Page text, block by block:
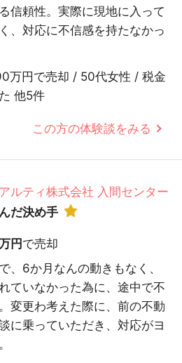
信頼性。実際に現地に入って
、対応に不信感を持たなかっ
万円で売却 / 50代女性 / 税金
他5件
この方の体験談をみる
ルティ株式会社 入間センター
だ決め手
円 で売却
、6か月なんの動きもなく、
ていなかった為に、途中で不
変更わ考えた際に、前の不動
に乗っていただき、対応がヨ